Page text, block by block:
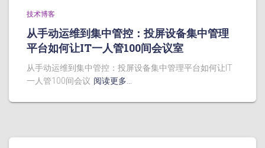
技术博客
从手动运维到集中管控：投屏设备集中管理
平台如何让IT一人管100间会议室
从手动运维到集中管控：投屏设备集中管理平台如何让IT
一人管100间会议 阅读更多…